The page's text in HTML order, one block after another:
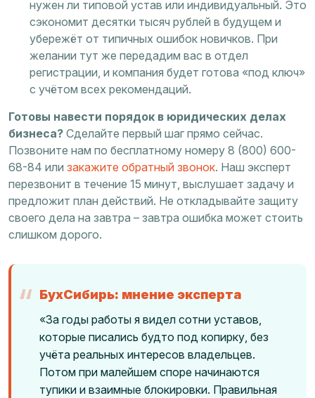
нужен ли типовой устав или индивидуальный. Это
сэкономит десятки тысяч рублей в будущем и
убережёт от типичных ошибок новичков. При
желании тут же передадим вас в отдел
регистрации, и компания будет готова «под ключ»
с учётом всех рекомендаций.
Готовы навести порядок в юридических делах
бизнеса? Сделайте первый шаг прямо сейчас.
Позвоните нам по бесплатному номеру 8 (800) 600-
68-84 или закажите обратный звонок. Наш эксперт
перезвонит в течение 15 минут, выслушает задачу и
предложит план действий. Не откладывайте защиту
своего дела на завтра – завтра ошибка может стоить
слишком дорого.
БухСибирь: мнение эксперта
«За годы работы я видел сотни уставов,
которые писались будто под копирку, без
учёта реальных интересов владельцев.
Потом при малейшем споре начинаются
тупики и взаимные блокировки. Правильная